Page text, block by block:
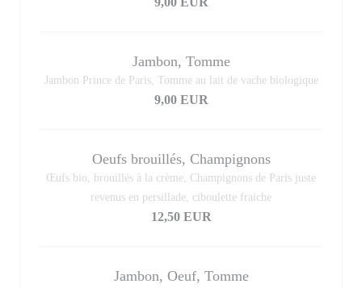
Jambon, Tomme
Jambon Prince de Paris, Tomme au lait de vache biologique
9,00 EUR
Oeufs brouillés, Champignons
Œufs bio, brouillés à la crème, Champignons de Paris juste
revenus en persillade, ciboulette fraiche
12,50 EUR
Jambon, Oeuf, Tomme